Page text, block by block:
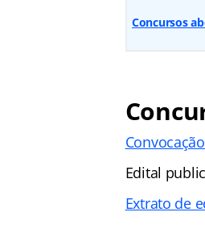
Concursos
Edital
Extrato de